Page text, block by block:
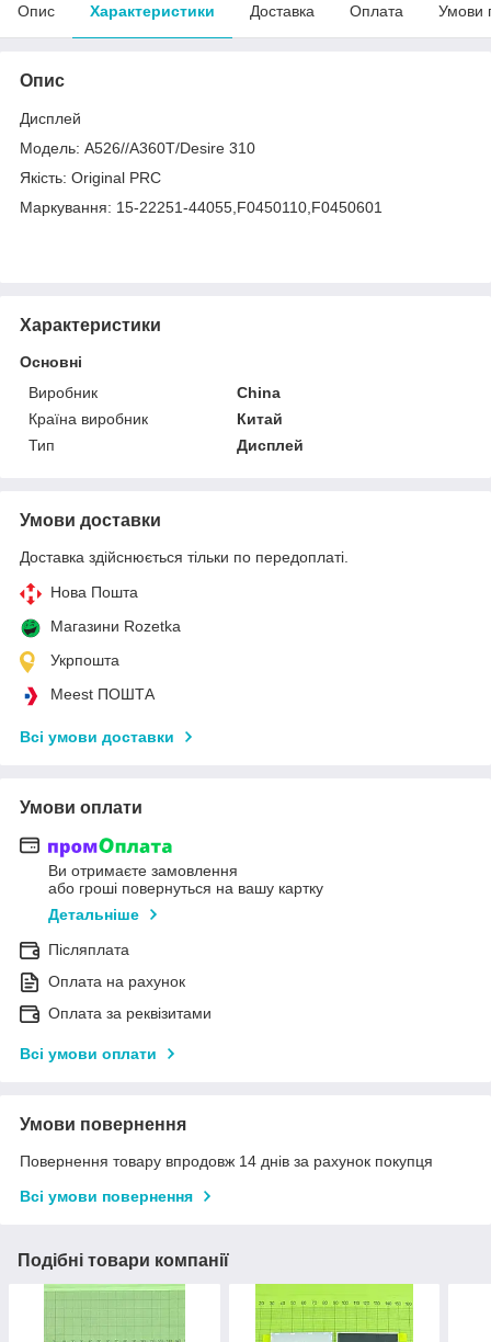
Опис Характеристики Доставка Оплата Умови
Опис
Дисплей
Модель: A526//A360T/Desire 310
Якість: Original PRC
Маркування: 15-22251-44055,F0450110,F0450601
Характеристики
Основні
Виробник
China
Країна виробник
Китай
Тип
Дисплей
Умови доставки
Доставка здійснюється тільки по передоплаті.
Нова Пошта
Магазини Rozetka
Укрпошта
Meest ПОШТА
Всі умови доставки
Умови оплати
Ви отримаєте замовлення
або гроші повернуться на вашу картку
Детальніше
Післяплата
Оплата на рахунок
Оплата за реквізитами
Всі умови оплати
Умови повернення
Повернення товару впродовж 14 днів за рахунок покупця
Всі умови повернення
Подібні товари компанії